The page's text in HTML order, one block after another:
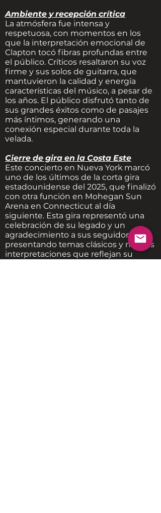
Ambiente y recepción crítica
La atmósfera fue intensa y
respetuosa, con momentos en los
que la interpretación emocional de
Clapton tocó fibras profundas entre
el público. Críticos resaltaron su voz
firme y sus solos de guitarra, que
mantuvieron la calidad y energía
características del músico, a pesar de
los años. El público disfrutó tanto de
sus grandes éxitos como de pasajes
más íntimos, generando una
conexión especial durante toda la
velada.
Cierre de gira en la Costa Este
Este concierto en Nueva York marcó
uno de los últimos de la corta gira
estadounidense del 2025, que finalizó
con otra función en Mohegan Sun
Arena en Connecticut al día
siguiente. Esta gira representó una
celebración de su legado y un
agradecimiento a sus seguidores,
presentando temas clásicos y nuevas
interpretaciones que reflejan su